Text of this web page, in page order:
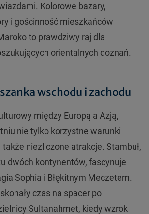
Kolorowe bazary,
i gościnność mieszkańców
to prawdziwy raj dla
orientalnych doznań.
wschodu i zachodu
między Europą a Azją,
nie tylko korzystne warunki
niezliczone atrakcje. Stambuł,
dwóch kontynentów, fascynuje
Sophia i Błękitnym Meczetem.
czas na spacer po
Sultanahmet, kiedy wzrok